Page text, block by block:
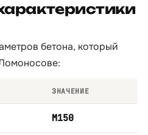
бетона, который
ЗНАЧЕНИЕ
М150